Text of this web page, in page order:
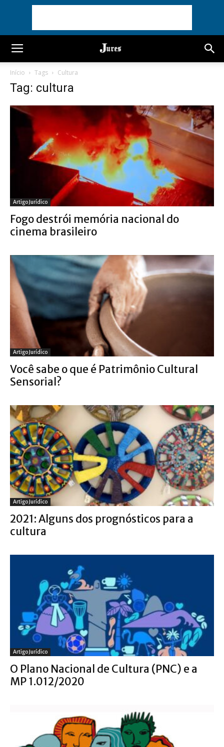
Início Tags Cultura
Tag: cultura
Artigo Jurídico
Fogo destrói memória nacional do
cinema brasileiro
Artigo Jurídico
Você sabe o que é Patrimônio Cultural
Sensorial?
Artigo Jurídico
2021: Alguns dos prognósticos para a
cultura
Artigo Jurídico
O Plano Nacional de Cultura (PNC) e a
MP 1.012/2020